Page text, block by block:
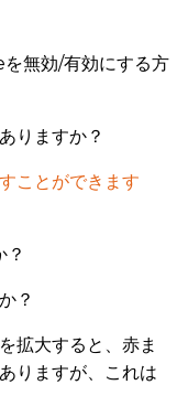
無効/有効にする方
りますか？
ことができます
？
拡大すると、赤ま
りますが、これは